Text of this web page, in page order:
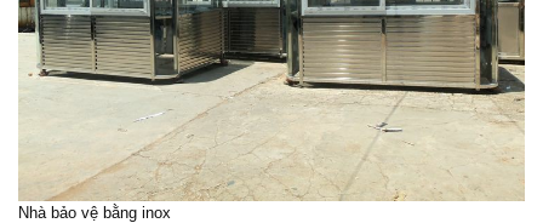
Nhà bảo vệ bằng inox